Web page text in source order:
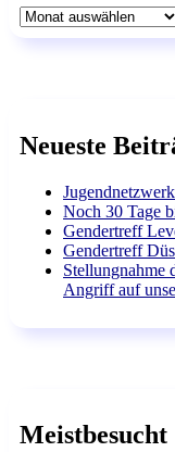
Archiv
Neueste
Noch 30 Tage
Gendertreff
Gendertreff
Stellungnahme
Angriff auf
Meistbesucht